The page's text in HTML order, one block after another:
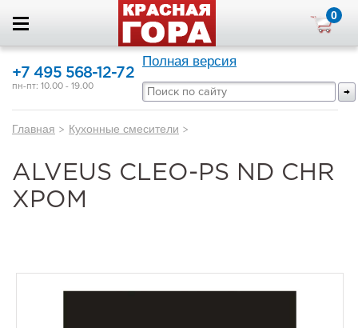
0
+7 495 568-12-72
пн-пт: 10.00 - 19.00
Полная версия
Главная > Кухонные смесители >
ALVEUS CLEO-PS ND CHR
ХРОМ